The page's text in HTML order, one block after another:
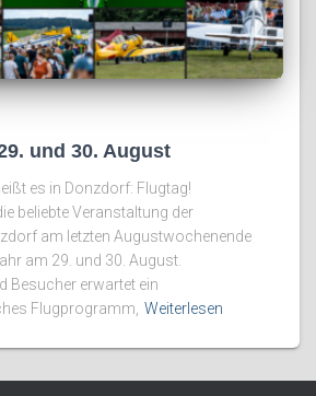
und 30. August
es in Donzdorf: Flugtag!
beliebte Veranstaltung der
am letzten Augustwochenende
am 29. und 30. August.
Besucher erwartet ein
Flugprogramm, Weiterlesen